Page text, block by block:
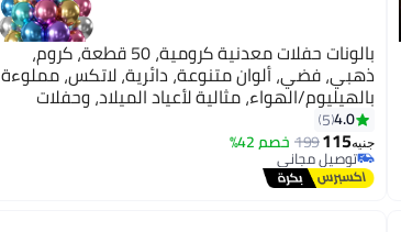
بالونات حفلات معدنية كرومية، 50 قطعة، كروم،
ذهبي، فضي، ألوان متنوعة، دائرية، لاتكس، مملوءة
بالهيليوم/الهواء، مثالية لأعياد الميلاد، وحفلات
استقبال المولود، وحفلات الزفاف، للجنسين، لجميع
الأعمار
4.0
5
جنيه115
199خصم 42%
توصيل مجاني
توصيل مجاني